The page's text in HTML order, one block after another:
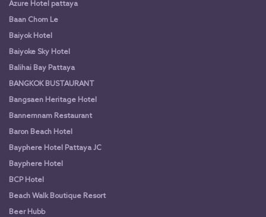
Azure Hotel pattaya
Baan Chom Le
Baiyok Hotel
Baiyoke Sky Hotel
Balihai Bay Pattaya
BANGKOK BUSTAURANT
Bangsaen Heritage Hotel
Bannernnam Restaurant
Baron Beach Hotel
Bayphere Hotel Pattaya JC
Bayphere Hotel
BCP Hotel
Beach Walk Boutique Resort
Beer Hubb